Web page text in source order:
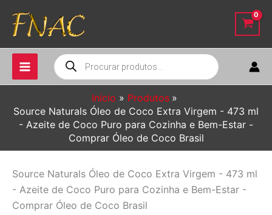
para
conteúdo
Pesquisar
produtos
Início
Produtos
Source Naturals Óleo de Coco Extra Virgem - 473 ml
- Azeite de Coco Puro para Cozinha e Bem-Estar -
Comprar Óleo de Coco Brasil
Source Naturals Óleo de Coco Extra Virgem - 473 ml
- Azeite de Coco Puro para Cozinha e Bem-Estar -
Comprar Óleo de Coco Brasil